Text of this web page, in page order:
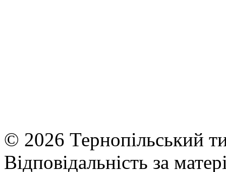
© 2026 Тернопільський
Відповідальність за